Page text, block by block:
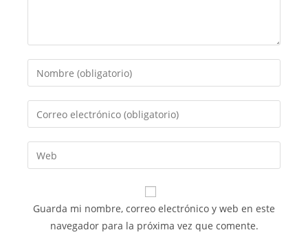
Introduce
tu
nombre
de
usuario
comentar
Introduce
tu
dirección
de
para
comentar
Introduce
la
Guarda mi nombre, correo electrónico y web en este
navegador para la próxima vez que comente.